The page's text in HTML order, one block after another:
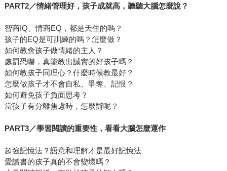
PART2／情緒管理好，孩子成就高，聽聽大腦怎麼說？
智商IQ、情商EQ，都是天生的嗎？
孩子的EQ是可訓練的嗎？怎麼做？
如何教會孩子做情緒的主人？
處罰恐嚇，真能教出誠實的好孩子嗎？
如何教孩子同理心？什麼時候教最好？
怎麼做孩子才不會自私、爭奪、記恨？
如何避免孩子負面思考？
當孩子有分離焦慮時，怎麼辦呢？
PART3／學習閱讀的重要性，看看大腦怎麼運作
超強記憶法？語意和理解才是最好記憶法
愛讀書的孩子真的不會變壞嗎？